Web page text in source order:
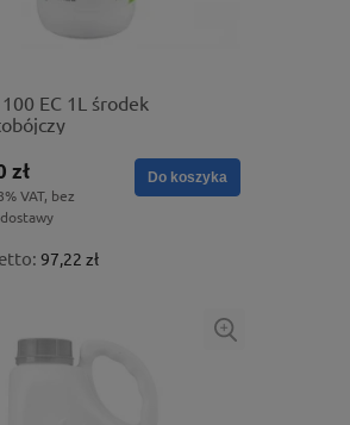
EC 1L środek
zł
VAT, bez
97,22 zł
Do koszyka